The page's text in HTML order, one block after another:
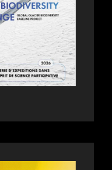
|
FESTIVAL
DU
BOIS
|
RVCQF2026